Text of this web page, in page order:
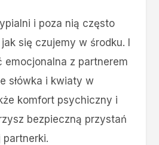
i poza nią często
się czujemy w środku. I
emocjonalna z partnerem
słówka i kwiaty w
komfort psychiczny i
bezpieczną przystań
partnerki.